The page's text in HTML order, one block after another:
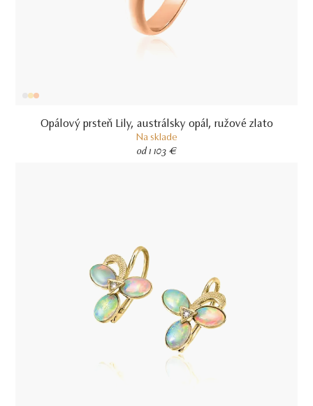
Opálový prsteň Lily, austrálsky opál, ružové zlato
Na sklade
od 1 103 €